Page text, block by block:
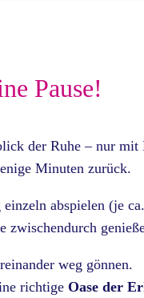
Pause!
der Ruhe – nur mit
Minuten zurück.
abspielen (je
zwischendurch
weg gönnen.
richtige Oase der